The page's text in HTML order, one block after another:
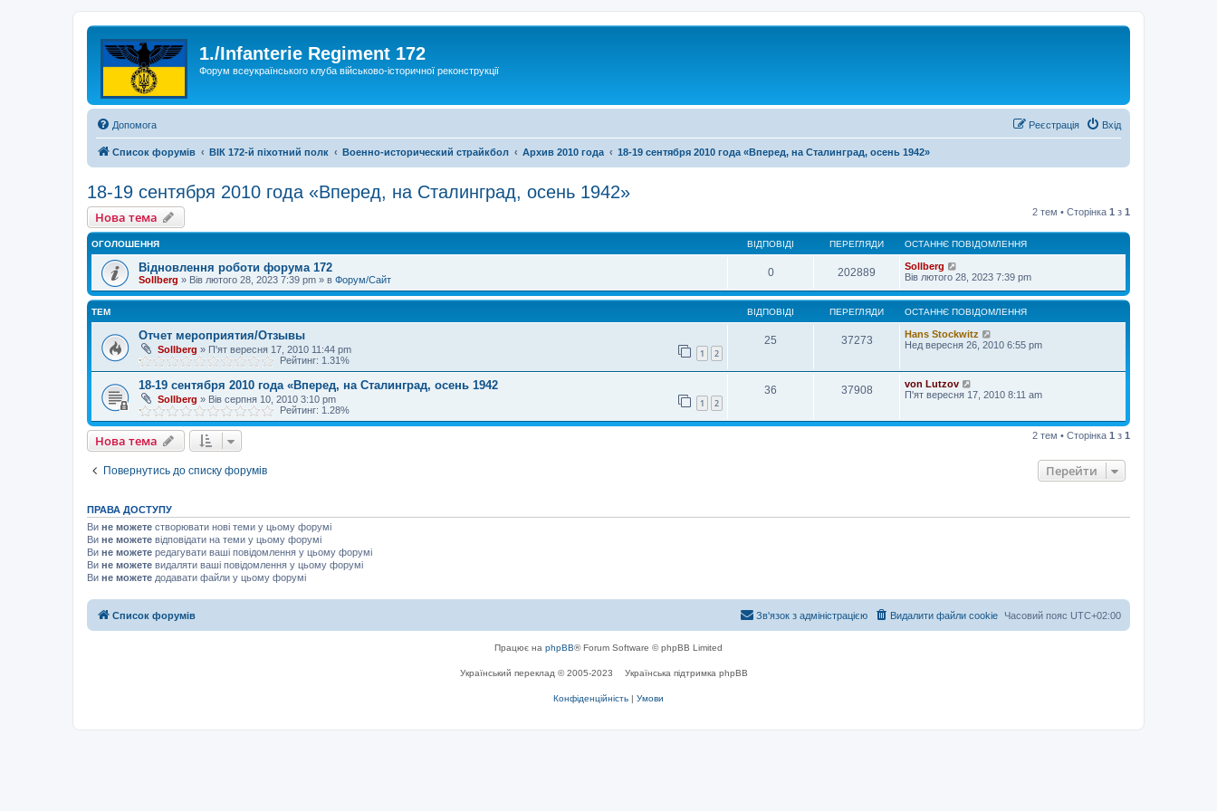
1./Infanterie Regiment 172
Форум всеукраїнського клуба військово-історичної реконструкції
Допомога Вхід
Реєстрація
Список форумів ВІК 172-й піхотний полк Военно-исторический страйкбол Архив 2010 года 18-19 сентября 2010 года «Вперед, на Сталинград, осень 1942»
18-19 сентября 2010 года «Вперед, на Сталинград, осень 1942»
Нова тема 2 тем • Сторінка 1 з 1
ОГОЛОШЕННЯ ВІДПОВІДІ ПЕРЕГЛЯДИ ОСТАННЄ ПОВІДОМЛЕННЯ
Відновлення роботи форума 172
Sollberg » Вів лютого 28, 2023 7:39 pm » в Форум/Сайт
0 202889
Sollberg
Вів лютого 28, 2023 7:39 pm
ТЕМ ВІДПОВІДІ ПЕРЕГЛЯДИ ОСТАННЄ ПОВІДОМЛЕННЯ
Отчет мероприятия/Отзывы
Sollberg » П'ят вересня 17, 2010 11:44 pm 1 2
Рейтинг: 1.31%
25 37273
Hans Stockwitz
Нед вересня 26, 2010 6:55 pm
18-19 сентября 2010 года «Вперед, на Сталинград, осень 1942
Sollberg » Вів серпня 10, 2010 3:10 pm 1 2
Рейтинг: 1.28%
36 37908
von Lutzov
П'ят вересня 17, 2010 8:11 am
Нова тема 2 тем • Сторінка 1 з 1
Повернутись до списку форумів Перейти
ПРАВА ДОСТУПУ
Ви не можете створювати нові теми у цьому форумі
Ви не можете відповідати на теми у цьому форумі
Ви не можете редагувати ваші повідомлення у цьому форумі
Ви не можете видаляти ваші повідомлення у цьому форумі
Ви не можете додавати файли у цьому форумі
Список форумів Часовий пояс UTC+02:00
Видалити файли cookie
Зв'язок з адміністрацією
Працює на phpBB® Forum Software © phpBB Limited
Український переклад © 2005-2023 Українська підтримка phpBB
Конфіденційність | Умови